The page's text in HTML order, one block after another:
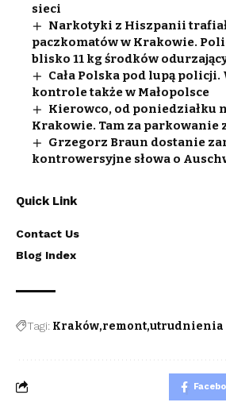
sieci
Narkotyki z Hiszpanii
paczkomatów w Krakowie.
blisko 11 kg środków
Cała Polska pod lupą policji.
kontrole także w Małopolsce
Kierowco, od poniedziałku
Krakowie. Tam za parkowanie
Grzegorz Braun dostanie
kontrowersyjne słowa o
Quick Link
Contact Us
Blog Index
Tagi: Kraków remont utrudnienia